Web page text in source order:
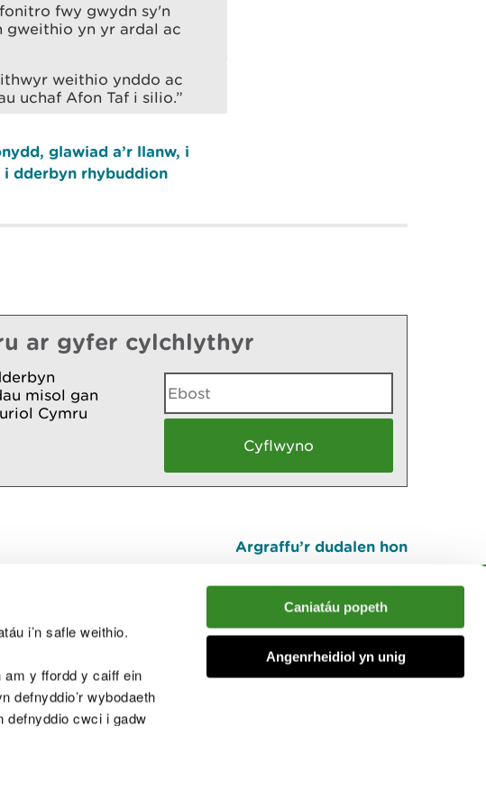
i’n safle weithio.
am y ffordd y caiff ein
defnyddio’r wybodaeth
defnyddio cwci i gadw
Caniatáu popeth
Angenrheidiol yn unig
fwy gwydn sy'n
gweithio yn yr ardal ac
weithio ynddo ac
uchaf Afon Taf i silio.”
glawiad a’r llanw, i
dderbyn rhybuddion
ar gyfer cylchlythyr
misol gan
Cymru
Argraffu’r dudalen hon
I fyny